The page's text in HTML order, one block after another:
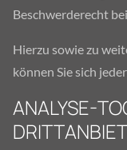
Beschwerderecht
Hierzu sowie zu
können Sie sich
ANALYSE-